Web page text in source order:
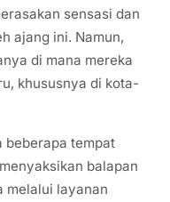
sensasi dan
ajang ini. Namun,
di mana mereka
khususnya di kota-
beberapa tempat
balapan
melalui layanan